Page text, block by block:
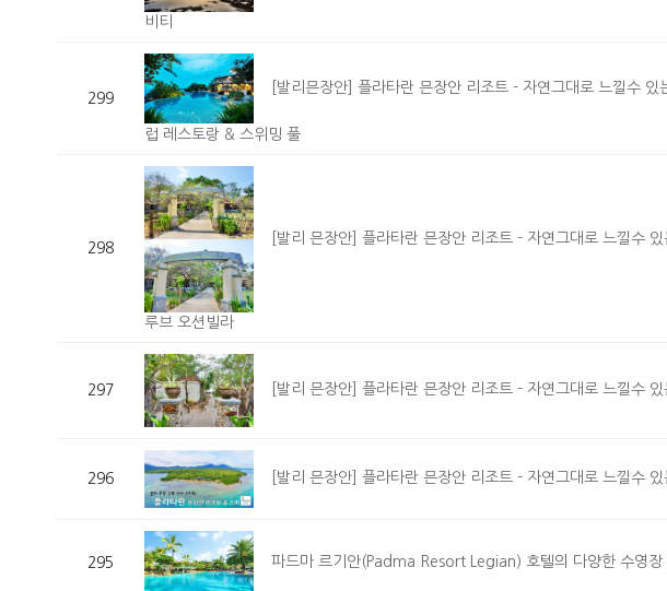
비티
299
[발리믄장안] 플라타란 믄장안 리조트 - 자연그대로 느낄수
럽 레스토랑 & 스위밍 풀
298
[발리 믄장안] 플라타란 믄장안 리조트 - 자연그대로 느낄수
루브 오션빌라
297 [발리 믄장안] 플라타란 믄장안 리조트 - 자연그대로 느낄수
296 [발리 믄장안] 플라타란 믄장안 리조트 - 자연그대로 느낄수
295 파드마 르기안(Padma Resort Legian) 호텔의 다양한 수영장